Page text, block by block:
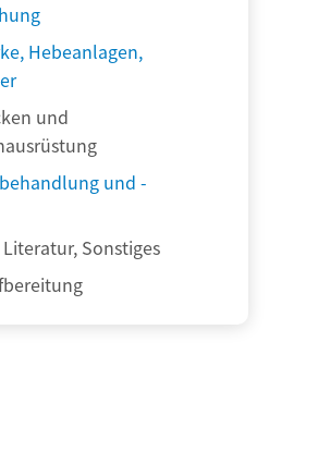
Hebeanlagen,
und
und -
Sonstiges